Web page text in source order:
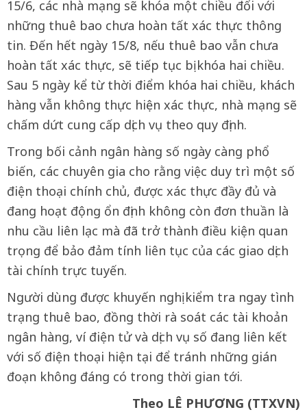
15/6, các nhà mạng sẽ khóa một chiều đối với
những thuê bao chưa hoàn tất xác thực thông
tin. Đến hết ngày 15/8, nếu thuê bao vẫn chưa
hoàn tất xác thực, sẽ tiếp tục bị khóa hai chiều.
Sau 5 ngày kể từ thời điểm khóa hai chiều, khách
hàng vẫn không thực hiện xác thực, nhà mạng sẽ
chấm dứt cung cấp dịch vụ theo quy định.
Trong bối cảnh ngân hàng số ngày càng phổ
biến, các chuyên gia cho rằng việc duy trì một số
điện thoại chính chủ, được xác thực đầy đủ và
đang hoạt động ổn định không còn đơn thuần là
nhu cầu liên lạc mà đã trở thành điều kiện quan
trọng để bảo đảm tính liên tục của các giao dịch
tài chính trực tuyến.
Người dùng được khuyến nghị kiểm tra ngay tình
trạng thuê bao, đồng thời rà soát các tài khoản
ngân hàng, ví điện tử và dịch vụ số đang liên kết
với số điện thoại hiện tại để tránh những gián
đoạn không đáng có trong thời gian tới.
Theo LÊ PHƯƠNG (TTXVN)